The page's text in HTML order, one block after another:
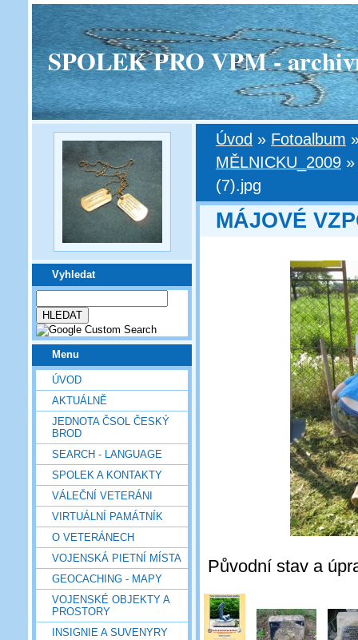
SPOLEK PRO VPM -
Vyhledat
Menu
ÚVOD
AKTUÁLNĚ
JEDNOTA ČSOL ČESKÝ
BROD
SEARCH - LANGUAGE
SPOLEK A KONTAKTY
VÁLEČNÍ VETERÁNI
VIRTUÁLNÍ PAMÁTNÍK
O VETERÁNECH
VOJENSKÁ PIETNÍ MÍSTA
GEOCACHING - MAPY
VOJENSKÉ OBJEKTY A
PROSTORY
INSIGNIE A SUVENYRY
Úvod » Fotoalbum
MĚLNICKU_2009
(7).jpg
MÁJOVÉ
Původní stav a